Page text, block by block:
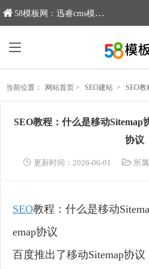
58模板网：迅睿cms模板专业分享平台，新域名：www.moban58.com
当前位置： 网站首页 > SEO建站 > SEO教程
SEO教程：什么是移动Sitemap
协议
更新时间：2026-06-01 所
SEO教程：什么是移动
emap协议
百度推出了移动Sitemap协议